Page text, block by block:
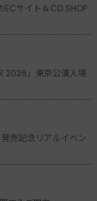
サイト＆CD SHOP
2026」東京公演入場
売記念リアルイベン